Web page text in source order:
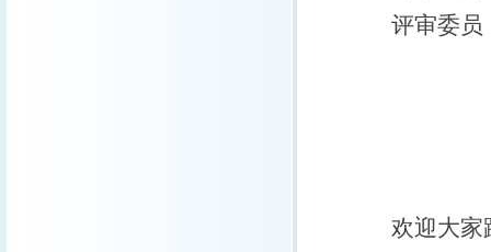
评审委
欢迎大家